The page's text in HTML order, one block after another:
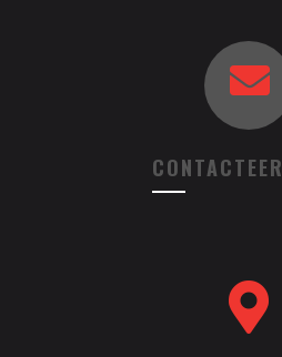
CONTACTEER